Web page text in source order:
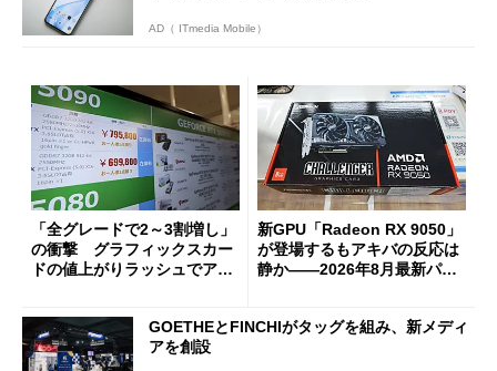
AD（ ITmedia Mobile）
「全グレードで2～3割増し」
の衝撃 グラフィックスカー
ドの値上がりラッシュでアキ
新GPU「Radeon RX 9050」
が登場するもアキバの反応は
静か――2026年8月最新パー
GOETHEとFINCHIがタッグを組み、新メディ
アを創設